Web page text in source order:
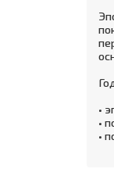
•
•
•